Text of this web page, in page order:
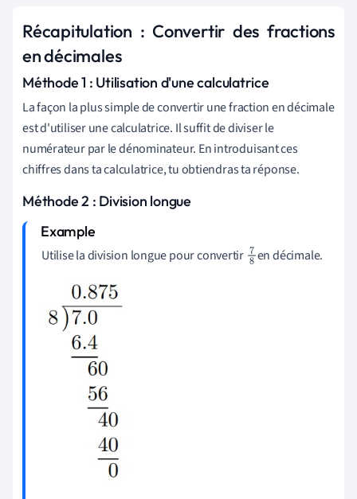
Récapitulation : Convertir des fractions
en décimales
Méthode 1 : Utilisation d'une calculatrice
La façon la plus simple de convertir une fraction en décimale
est d'utiliser une calculatrice. Il suffit de diviser le
numérateur par le dénominateur. En introduisant ces
chiffres dans ta calculatrice, tu obtiendras ta réponse.
Méthode 2 : Division longue
Utilise la division longue pour convertir 7 en décimale.